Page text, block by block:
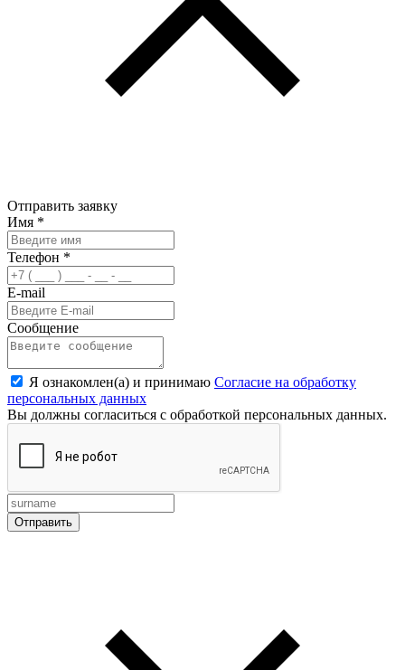
Отправить заявку
Имя *
Телефон *
E-mail
Сообщение
Я ознакомлен(а) и принимаю Согласие на обработку
персональных данных
Вы должны согласиться с обработкой персональных данных.